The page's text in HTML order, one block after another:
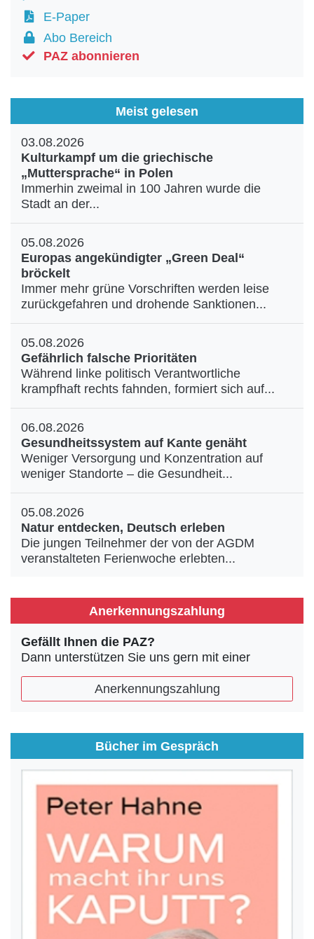
E-Paper
Abo Bereich
PAZ abonnieren
Meist gelesen
03.08.2026
Kulturkampf um die griechische
„Muttersprache“ in Polen
Immerhin zweimal in 100 Jahren wurde die
Stadt an der...
05.08.2026
Europas angekündigter „Green Deal“
bröckelt
Immer mehr grüne Vorschriften werden leise
zurückgefahren und drohende Sanktionen...
05.08.2026
Gefährlich falsche Prioritäten
Während linke politisch Verantwortliche
krampfhaft rechts fahnden, formiert sich auf...
06.08.2026
Gesundheitssystem auf Kante genäht
Weniger Versorgung und Konzentration auf
weniger Standorte – die Gesundheit...
05.08.2026
Natur entdecken, Deutsch erleben
Die jungen Teilnehmer der von der AGDM
veranstalteten Ferienwoche erlebten...
Anerkennungszahlung
Gefällt Ihnen die PAZ?
Dann unterstützen Sie uns gern mit einer
Anerkennungszahlung
Bücher im Gespräch